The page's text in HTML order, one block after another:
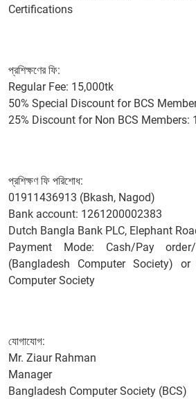
Certifications
প্রশিক্ষণের ফি:
Regular Fee: 15,000tk
50% Special Discount for BCS
25% Discount for Non BCS Members:
প্রশিক্ষণ ফি পরিশোধ:
01911436913 (Bkash, Nagod)
Bank account: 1261200002383
Dutch Bangla Bank PLC, Elephant
Payment Mode: Cash/Pay
(Bangladesh Computer Society)
Computer Society
যোগাযোগ:
Mr. Ziaur Rahman
Manager
Bangladesh Computer Society (BCS)